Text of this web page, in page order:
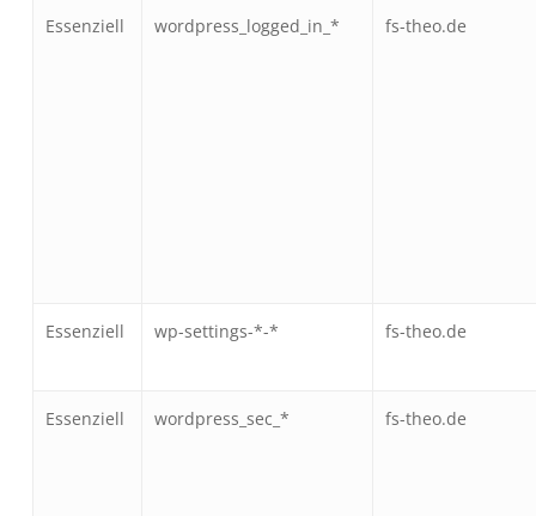
Essenziell wordpress_logged_in_* fs-theo.de
Essenziell wp-settings-*-* fs-theo.de
Essenziell wordpress_sec_* fs-theo.de